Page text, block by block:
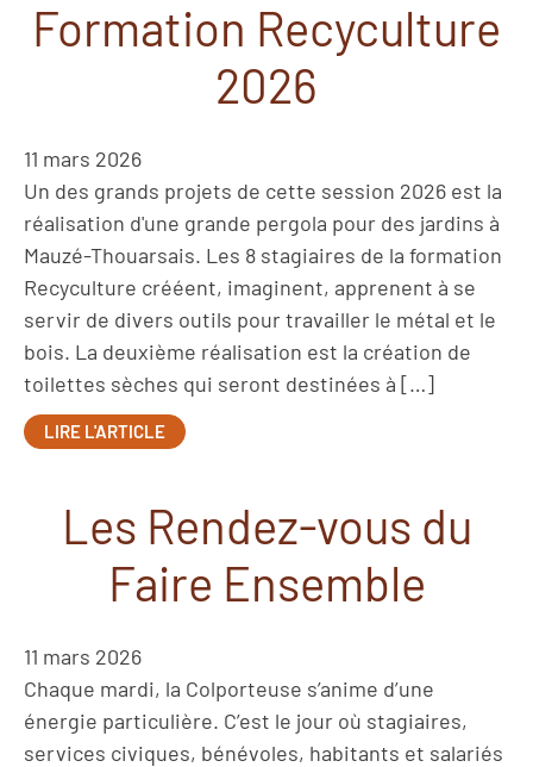
Formation Recyculture
2026
11 mars 2026
Un des grands projets de cette session 2026 est la
réalisation d'une grande pergola pour des jardins à
Mauzé-Thouarsais. Les 8 stagiaires de la formation
Recyculture crééent, imaginent, apprenent à se
servir de divers outils pour travailler le métal et le
bois. La deuxième réalisation est la création de
toilettes sèches qui seront destinées à […]
LIRE L'ARTICLE
Les Rendez-vous du
Faire Ensemble
11 mars 2026
Chaque mardi, la Colporteuse s’anime d’une
énergie particulière. C’est le jour où stagiaires,
services civiques, bénévoles, habitants et salariés